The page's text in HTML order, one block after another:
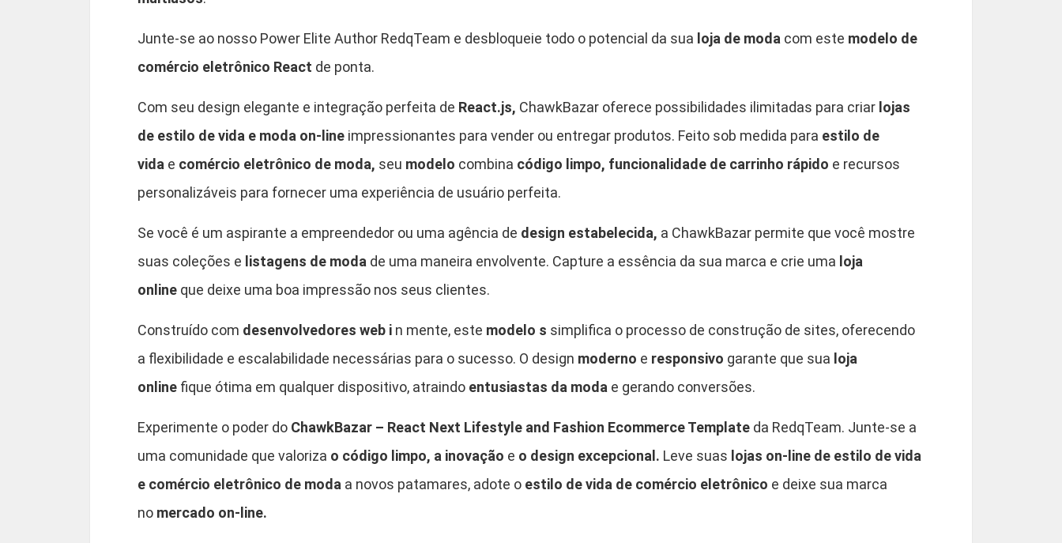
Junte-se ao nosso Power Elite Author RedqTeam e desbloqueie todo o potencial da sua loja de moda com este modelo de
comércio eletrônico React de ponta.
Com seu design elegante e integração perfeita de React.js, ChawkBazar oferece possibilidades ilimitadas para criar lojas
de estilo de vida e moda on-line impressionantes para vender ou entregar produtos. Feito sob medida para estilo de
vida e comércio eletrônico de moda, seu modelo combina código limpo, funcionalidade de carrinho rápido e recursos
personalizáveis para fornecer uma experiência de usuário perfeita.
Se você é um aspirante a empreendedor ou uma agência de design estabelecida, a ChawkBazar permite que você mostre
suas coleções e listagens de moda de uma maneira envolvente. Capture a essência da sua marca e crie uma loja
online que deixe uma boa impressão nos seus clientes.
Construído com desenvolvedores web i n mente, este modelo s simplifica o processo de construção de sites, oferecendo
a flexibilidade e escalabilidade necessárias para o sucesso. O design moderno e responsivo garante que sua loja
online fique ótima em qualquer dispositivo, atraindo entusiastas da moda e gerando conversões.
Experimente o poder do ChawkBazar – React Next Lifestyle and Fashion Ecommerce Template da RedqTeam. Junte-se a
uma comunidade que valoriza o código limpo, a inovação e o design excepcional. Leve suas lojas on-line de estilo de vida
e comércio eletrônico de moda a novos patamares, adote o estilo de vida de comércio eletrônico e deixe sua marca
no mercado on-line.